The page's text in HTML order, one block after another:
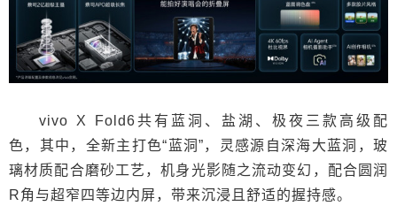
vivo X Fold6共有蓝洞、盐湖、极夜三款高级配
色，其中，全新主打色“蓝洞”，灵感源自深海大蓝洞，玻
璃材质配合磨砂工艺，机身光影随之流动变幻，配合圆润
R角与超窄四等边内屏，带来沉浸且舒适的握持感。